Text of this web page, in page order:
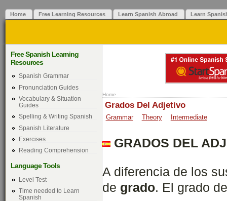
Home Free Learning Resources Learn Spanish Abroad Learn
Free Spanish Learning
Resources
Spanish Grammar
Pronunciation Guides
Vocabulary & Situation
Guides
Spelling & Writing Spanish
Spanish Literature
Exercises
Reading Comprehension
Language Tools
Level Test
Time needed to Learn
Spanish
Home
Grados Del Adjetivo
Grammar Theory Intermediate
GRADOS DEL
A diferencia de los
de grado. El grado